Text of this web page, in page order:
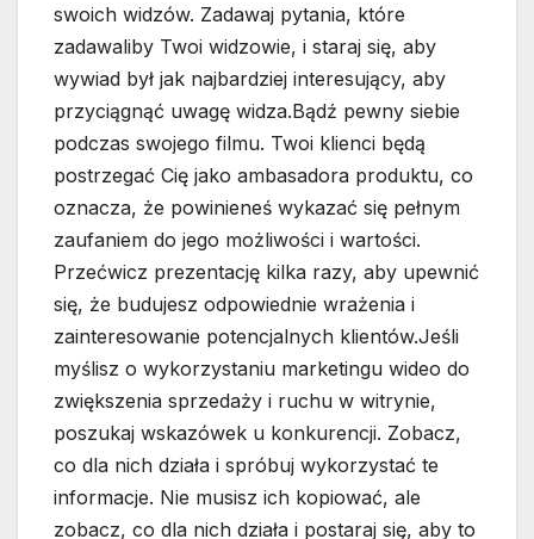
swoich widzów. Zadawaj pytania, które
zadawaliby Twoi widzowie, i staraj się, aby
wywiad był jak najbardziej interesujący, aby
przyciągnąć uwagę widza.Bądź pewny siebie
podczas swojego filmu. Twoi klienci będą
postrzegać Cię jako ambasadora produktu, co
oznacza, że ​​powinieneś wykazać się pełnym
zaufaniem do jego możliwości i wartości.
Przećwicz prezentację kilka razy, aby upewnić
się, że budujesz odpowiednie wrażenia i
zainteresowanie potencjalnych klientów.Jeśli
myślisz o wykorzystaniu marketingu wideo do
zwiększenia sprzedaży i ruchu w witrynie,
poszukaj wskazówek u konkurencji. Zobacz,
co dla nich działa i spróbuj wykorzystać te
informacje. Nie musisz ich kopiować, ale
zobacz, co dla nich działa i postaraj się, aby to